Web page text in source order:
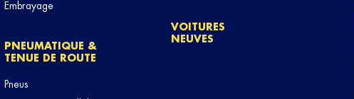
Embrayage
PNEUMATIQUE &
TENUE DE ROUTE
Pneus
VOITURES
NEUVES